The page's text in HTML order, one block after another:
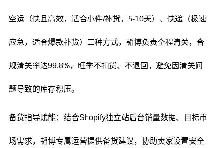
空运（快且高效，适合小件/补货，5-10天）、快递（极速
应急，适合爆款补货）三种方式，韬博负责全程清关，合
规清关率达99.8%，旺季不扣货、不退回，避免因清关问
题导致的库存积压。
备货指导赋能：结合Shopify独立站后台销量数据、目标市
场需求，韬博专属运营提供备货建议，协助卖家设置安全